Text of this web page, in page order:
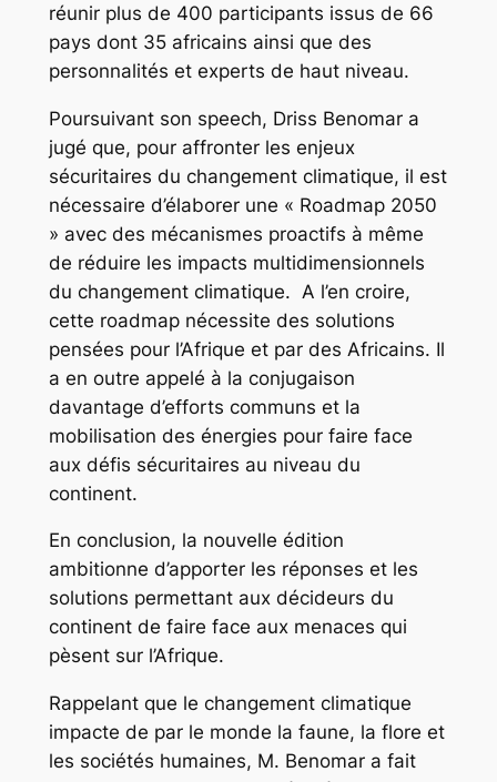
réunir plus de 400 participants issus de 66
pays dont 35 africains ainsi que des
personnalités et experts de haut niveau.
Poursuivant son speech, Driss Benomar a
jugé que, pour affronter les enjeux
sécuritaires du changement climatique, il est
nécessaire d’élaborer une « Roadmap 2050
» avec des mécanismes proactifs à même
de réduire les impacts multidimensionnels
du changement climatique. A l’en croire,
cette roadmap nécessite des solutions
pensées pour l’Afrique et par des Africains. Il
a en outre appelé à la conjugaison
davantage d’efforts communs et la
mobilisation des énergies pour faire face
aux défis sécuritaires au niveau du
continent.
En conclusion, la nouvelle édition
ambitionne d’apporter les réponses et les
solutions permettant aux décideurs du
continent de faire face aux menaces qui
pèsent sur l’Afrique.
Rappelant que le changement climatique
impacte de par le monde la faune, la flore et
les sociétés humaines, M. Benomar a fait